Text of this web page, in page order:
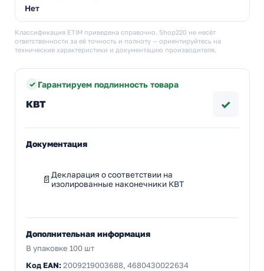
Нет
Классификация ETIM приведена справочно. Shop220 не несёт
ответственности за её точность и полноту — ориентируйтесь на
технические характеристики и документацию производителя.
Гарантируем подлинность товара
КВТ ✓
Документация
Декларация о соответствии на
изолированные наконечники КВТ
Дополнительная информация
В упаковке 100 шт
Код EAN:2009219003688, 4680430022634